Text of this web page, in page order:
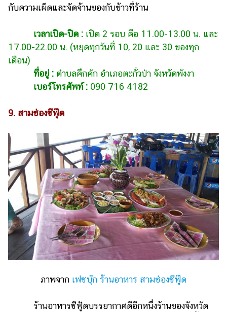
กับความเผ็ดและจัดจ้านของกับข้าวที่ร้าน
เวลาเปิด-ปิด : เปิด 2 รอบ คือ 11.00-13.00 น. และ
17.00-22.00 น. (หยุดทุกวันที่ 10, 20 และ 30 ของทุก
เดือน)
ที่อยู่ : ตำบลคึกคัก อำเภอตะกั่วป่า จังหวัดพังงา
เบอร์โทรศัพท์ : 090 716 4182
9. สามช่องซีฟู๊ด
ภาพจาก เฟซบุ๊ก ร้านอาหาร สามช่องซีฟู๊ด
ร้านอาหารซีฟู้ดบรรยากาศดีอีกหนึ่งร้านของจังหวัด